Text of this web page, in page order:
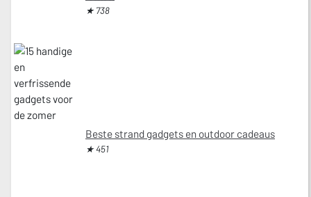
★ 738
Beste strand gadgets en outdoor cadeaus
★ 451